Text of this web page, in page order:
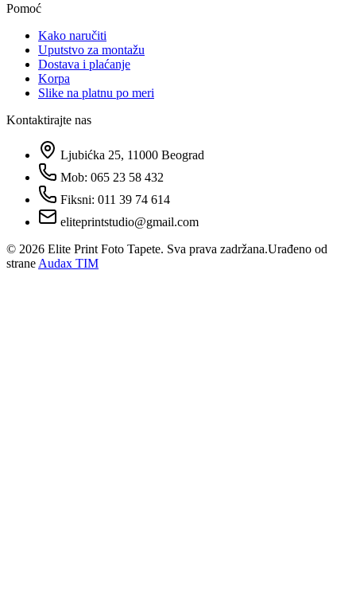
Pomoć
Kako naručiti
Uputstvo za montažu
Dostava i plaćanje
Korpa
Slike na platnu po meri
Kontaktirajte nas
Ljubićka 25, 11000 Beograd
Mob: 065 23 58 432
Fiksni: 011 39 74 614
eliteprintstudio@gmail.com
© 2026 Elite Print Foto Tapete. Sva prava zadržana.Urađeno od
strane Audax TIM